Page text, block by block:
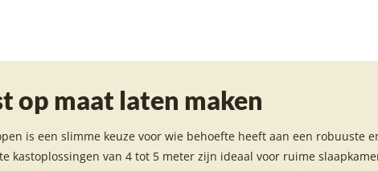
op maat laten maken
is een slimme keuze voor wie behoefte heeft aan een robuuste
kastoplossingen van 4 tot 5 meter zijn ideaal voor ruime